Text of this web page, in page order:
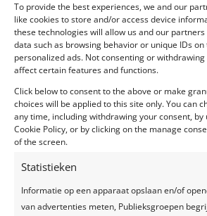
To provide the best experiences, we and our
like cookies to store and/or access device
these technologies will allow us and our
data such as browsing behavior or unique IDs
personalized ads. Not consenting or
affect certain features and functions.
Click below to consent to the above or make
choices will be applied to this site only. You can
any time, including withdrawing your consent, by
Cookie Policy, or by clicking on the manage
of the screen.
Statistieken
Informatie op een apparaat opslaan en/of
van advertenties meten, Publieksgroepen